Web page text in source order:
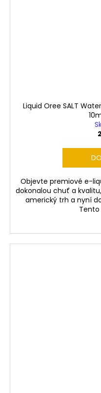
Liquid Oree SALT
Objevte premiové e-
dokonalou chuť a
americký trh a nyní
Tento